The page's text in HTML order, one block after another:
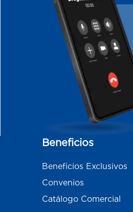
Beneficios
Beneficios Exclusivos
Convenios
Catálogo Comercial